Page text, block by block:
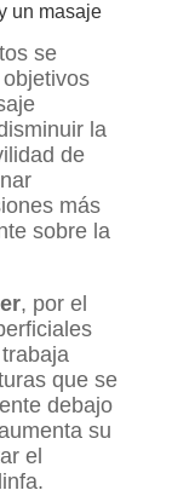
un masaje
se
la
de
más
sobre la
, por el
que se
debajo
su
el